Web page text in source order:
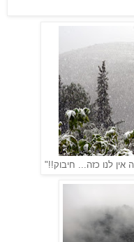
אין לנו כזה... חיבוק!!"